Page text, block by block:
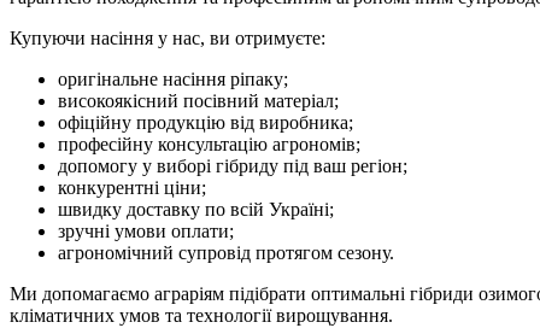
Купуючи насіння у нас, ви отримуєте:
оригінальне насіння ріпаку;
високоякісний посівний матеріал;
офіційну продукцію від виробника;
професійну консультацію агрономів;
допомогу у виборі гібриду під ваш регіон;
конкурентні ціни;
швидку доставку по всій Україні;
зручні умови оплати;
агрономічний супровід протягом сезону.
Ми допомагаємо аграріям підібрати оптимальні гібриди
кліматичних умов та технології вирощування.